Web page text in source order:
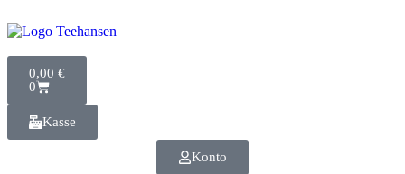
0,00 €
0
Kasse
Konto